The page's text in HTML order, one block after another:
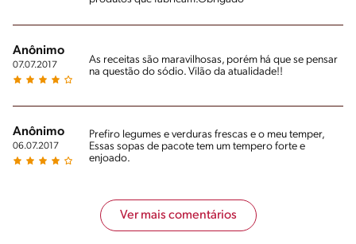
Anônimo
07.07.2017
As receitas são maravilhosas, porém há que se pensar
na questão do sódio. Vilão da atualidade!!
Anônimo
06.07.2017
Prefiro legumes e verduras frescas e o meu temper,
Essas sopas de pacote tem um tempero forte e
enjoado.
Ver mais comentários